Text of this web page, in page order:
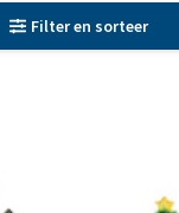
Filter en sorteer